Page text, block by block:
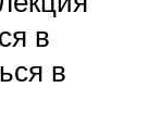
в
в